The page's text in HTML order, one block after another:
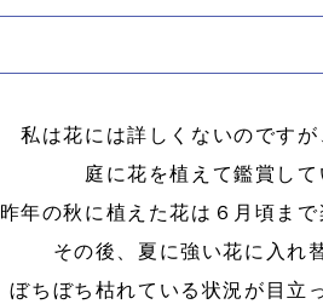
私は花には詳しくないのですが
庭に花を植えて鑑賞して
昨年の秋に植えた花は６月頃まで
その後、夏に強い花に入れ
ぼちぼち枯れている状況が目立